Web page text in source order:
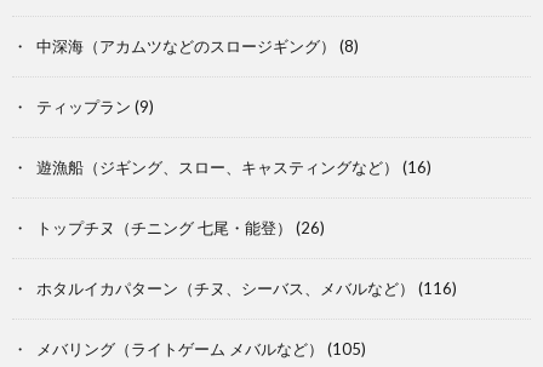
中深海（アカムツなどのスロージギング） (8)
ティップラン (9)
遊漁船（ジギング、スロー、キャスティングなど） (16)
トップチヌ（チニング 七尾・能登） (26)
ホタルイカパターン（チヌ、シーバス、メバルなど） (116)
メバリング（ライトゲーム メバルなど） (105)